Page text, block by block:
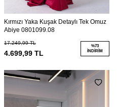
Kırmızı Yaka Kuşak Detaylı Tek Omuz
Abiye 0801099.08
17.249,99TL
4.699,99 TL
%73
İNDIRIM